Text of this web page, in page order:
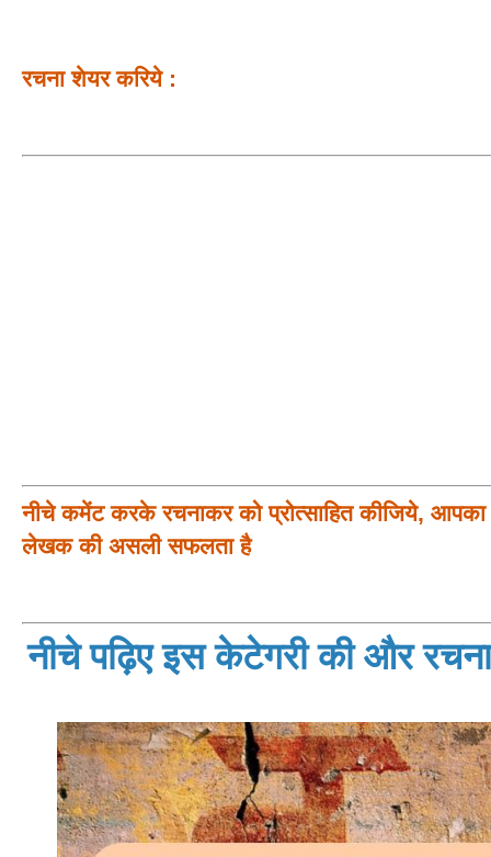
रचना शेयर करिये :
नीचे कमेंट करके रचनाकर को प्रोत्साहित कीजिये, आपका
लेखक की असली सफलता है
नीचे पढ़िए इस केटेगरी की और